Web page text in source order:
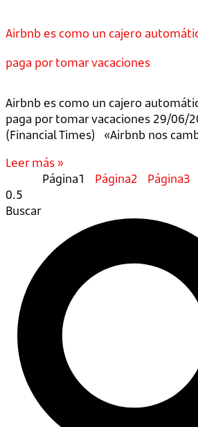
Airbnb es como un cajero
paga por tomar vacaciones
Airbnb es como un cajero
paga por tomar vacaciones 29/06/
(Financial Times) «Airbnb nos
Leer más »
Página1 Página2 Página3
Buscar